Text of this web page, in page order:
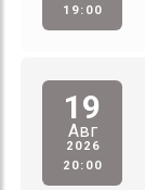
19:00
19
Авг
2026
20:00